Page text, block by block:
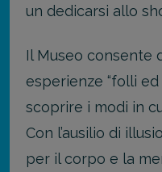
un dedicarsi allo
Il Museo consente
esperienze “folli
scoprire i modi in
Con l’ausilio di
per il corpo e la